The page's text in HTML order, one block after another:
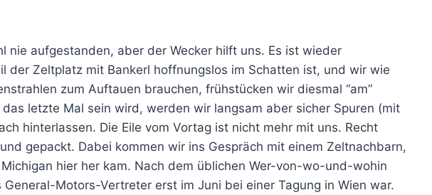
nie aufgestanden, aber der Wecker hilft uns. Es ist wieder
der Zeltplatz mit Bankerl hoffnungslos im Schatten ist, und wir wie
zum Auftauen brauchen, frühstücken wir diesmal “am”
letzte Mal sein wird, werden wir langsam aber sicher Spuren (mit
hinterlassen. Die Eile vom Vortag ist nicht mehr mit uns. Recht
gepackt. Dabei kommen wir ins Gespräch mit einem Zeltnachbarn,
hier her kam. Nach dem üblichen Wer-von-wo-und-wohin
Motors-Vertreter erst im Juni bei einer Tagung in Wien war.